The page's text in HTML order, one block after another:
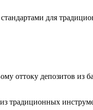
для
оттоку депозитов
традиционных